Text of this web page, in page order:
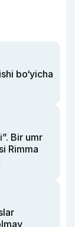
bo‘yicha
Bir umr
Rimma